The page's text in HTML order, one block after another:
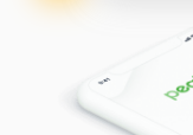
Visokoproteinska
Mediteranska